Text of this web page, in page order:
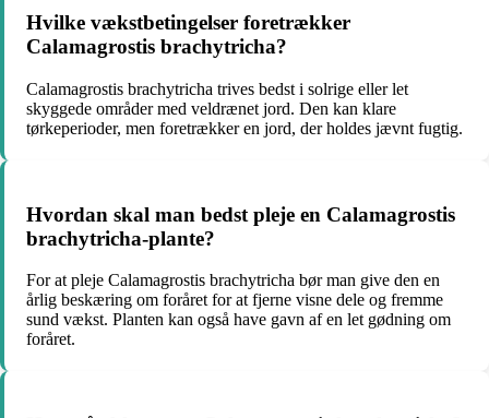
Hvilke vækstbetingelser foretrækker
Calamagrostis brachytricha?
Calamagrostis brachytricha trives bedst i solrige eller let
skyggede områder med veldrænet jord. Den kan klare
tørkeperioder, men foretrækker en jord, der holdes jævnt fugtig.
Hvordan skal man bedst pleje en Calamagrostis
brachytricha-plante?
For at pleje Calamagrostis brachytricha bør man give den en
årlig beskæring om foråret for at fjerne visne dele og fremme
sund vækst. Planten kan også have gavn af en let gødning om
foråret.